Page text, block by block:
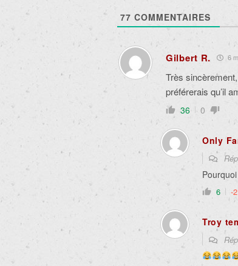
77 COMMENTAIRES
Gilbert R. 6
Très
préférerais qu’il
36 0
Only
6 -2
Troy